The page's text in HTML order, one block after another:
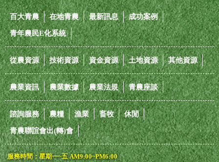
百大青農 在地青農 最新訊息 成功案例
青年農民E化系統
從農資源 技術資源 資金資源 土地資源 其他資源
農業資訊 農業數據 農業法規 青農座談
諮詢服務 農糧 漁業 畜牧 休閒
青農聯誼會出(轉)會
服務時間：星期一~五 AM9:00~PM6:00